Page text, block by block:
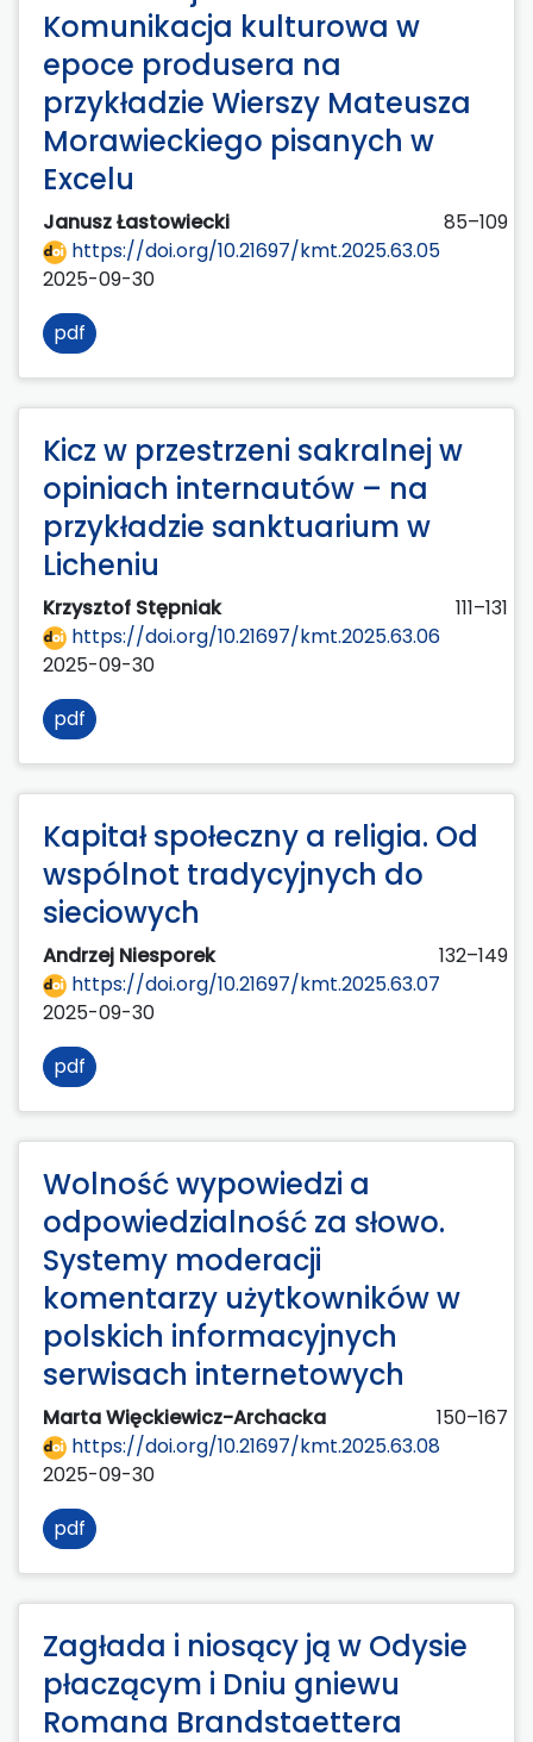
Komunikacja kulturowa w
epoce produsera na
przykładzie Wierszy Mateusza
Morawieckiego pisanych w
Excelu
Janusz Łastowiecki
85–109
https://doi.org/10.21697/kmt.2025.63.05
2025-09-30
pdf
Kicz w przestrzeni sakralnej w
opiniach internautów – na
przykładzie sanktuarium w
Licheniu
Krzysztof Stępniak
111–131
https://doi.org/10.21697/kmt.2025.63.06
2025-09-30
pdf
Kapitał społeczny a religia. Od
wspólnot tradycyjnych do
sieciowych
Andrzej Niesporek
132–149
https://doi.org/10.21697/kmt.2025.63.07
2025-09-30
pdf
Wolność wypowiedzi a
odpowiedzialność za słowo.
Systemy moderacji
komentarzy użytkowników w
polskich informacyjnych
serwisach internetowych
Marta Więckiewicz-Archacka
150–167
https://doi.org/10.21697/kmt.2025.63.08
2025-09-30
pdf
Zagłada i niosący ją w Odysie
płaczącym i Dniu gniewu
Romana Brandstaettera